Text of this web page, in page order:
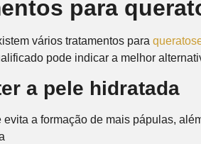
para
vários tratamentos para
pode indicar a melhor
a pele hidratada
evita a formação de mais pápulas,